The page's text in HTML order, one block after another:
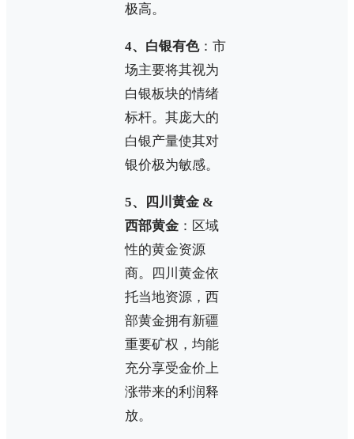
极高。
4、白银有色：市
场主要将其视为
白银板块的情绪
标杆。其庞大的
白银产量使其对
银价极为敏感。
5、四川黄金 &
西部黄金 ：区域
性的黄金资源
商。四川黄金依
托当地资源，西
部黄金拥有新疆
重要矿权，均能
充分享受金价上
涨带来的利润释
放。